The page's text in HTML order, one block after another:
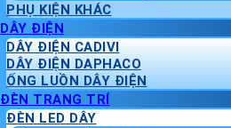
PHỤ KIỆN KHÁC
DÂY ĐIỆN
DÂY ĐIỆN CADIVI
DÂY ĐIỆN DAPHACO
ỐNG LUỒN DÂY ĐIỆN
ĐÈN TRANG TRÍ
ĐÈN LED DÂY